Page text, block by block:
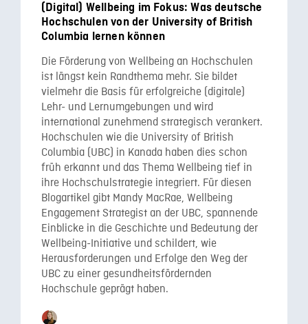
(Digital) Wellbeing im Fokus: Was deutsche
Hochschulen von der University of British
Columbia lernen können
Die Förderung von Wellbeing an Hochschulen
ist längst kein Randthema mehr. Sie bildet
vielmehr die Basis für erfolgreiche (digitale)
Lehr- und Lernumgebungen und wird
international zunehmend strategisch verankert.
Hochschulen wie die University of British
Columbia (UBC) in Kanada haben dies schon
früh erkannt und das Thema Wellbeing tief in
ihre Hochschulstrategie integriert. Für diesen
Blogartikel gibt Mandy MacRae, Wellbeing
Engagement Strategist an der UBC, spannende
Einblicke in die Geschichte und Bedeutung der
Wellbeing-Initiative und schildert, wie
Herausforderungen und Erfolge den Weg der
UBC zu einer gesundheitsfördernden
Hochschule geprägt haben.